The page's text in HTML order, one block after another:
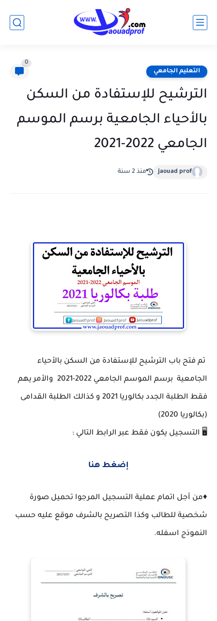
التعليم الجامعي
0
الترشيح للإستفادة من السكن
بالأحياء الجامعية برسم الموسم
الجامعي 2022-2021
jaouad prof منذ 2 سنة
تم فتح باب الترشيح للإستفادة من السكن بالأحياء
الجامعية برسم الموسم الجامعي 2022-2021 والأمر يهم
فقط الطلبة الجدد بكالوريا 2021 و كذالك الطلبة القدامى
(بكالوريا 2020)
🖥 التسجيل يكون فقط عبر الرابط التالي :
إضغط هنا
♦️من أجل اتمام عملية التسجيل المرجوا تحميل صورة
شخصية للطالب وكذا التصريح بالشرف موقع عليه حسب
النموذج اسفله.